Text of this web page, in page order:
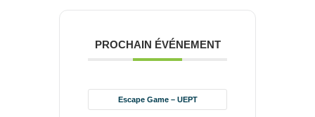
Association La SEVE
PROCHAIN ÉVÉNEMENT
Escape Game – UEPT